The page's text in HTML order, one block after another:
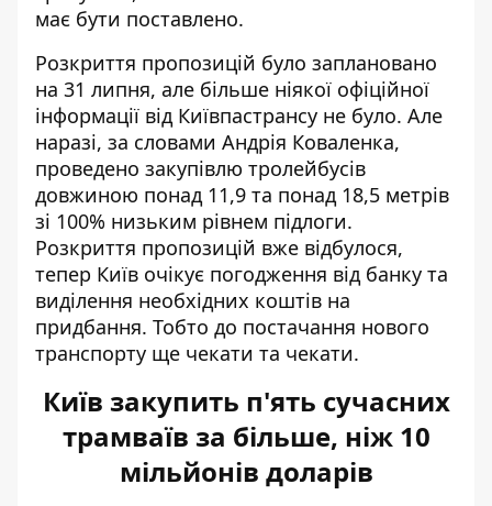
має бути поставлено.
Розкриття пропозицій було заплановано
на 31 липня, але більше ніякої офіційної
інформації від Київпастрансу не було. Але
наразі, за словами Андрія Коваленка,
проведено закупівлю тролейбусів
довжиною понад 11,9 та понад 18,5 метрів
зі 100% низьким рівнем підлоги.
Розкриття пропозицій вже відбулося,
тепер Київ очікує погодження від банку та
виділення необхідних коштів на
придбання. Тобто до постачання нового
транспорту ще чекати та чекати.
Київ закупить п'ять сучасних
трамваїв за більше, ніж 10
мільйонів доларів